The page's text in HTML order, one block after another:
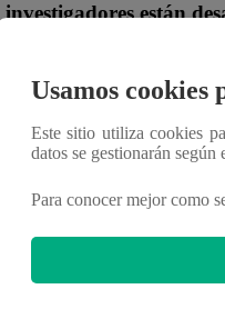
investigadores están
identificar
un dispositivo de
salud pública.
imagen y dirigen un
anatómicos, así
Digitales en la
producirse por
Usamos
Este sitio utiliza cookies
datos se gestionarán según
Para conocer mejor como